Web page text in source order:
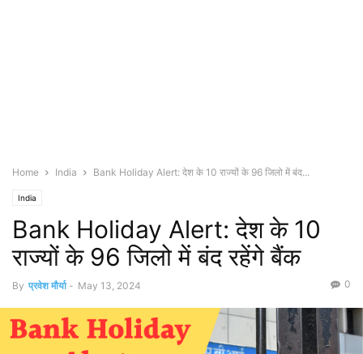
Home India Bank Holiday Alert: देश के 10 राज्यों के 96 जिलो में बंद...
India
Bank Holiday Alert: देश के 10
राज्यों के 96 जिलो में बंद रहेंगे बैंक
By प्रवेश मौर्या - May 13, 2024 0